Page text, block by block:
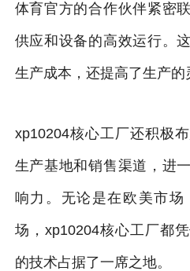
体育官方的合作伙伴紧密
供应和设备的高效运行。
生产成本，还提高了生产的
xp10204核心工厂还积极
生产基地和销售渠道，进
响力。无论是在欧美市
场，xp10204核心工厂都
的技术占据了一席之地。